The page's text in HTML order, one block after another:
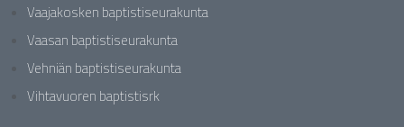
Vaajakosken baptistiseurakunta
Vaasan baptistiseurakunta
Vehniän baptistiseurakunta
Vihtavuoren baptistisrk